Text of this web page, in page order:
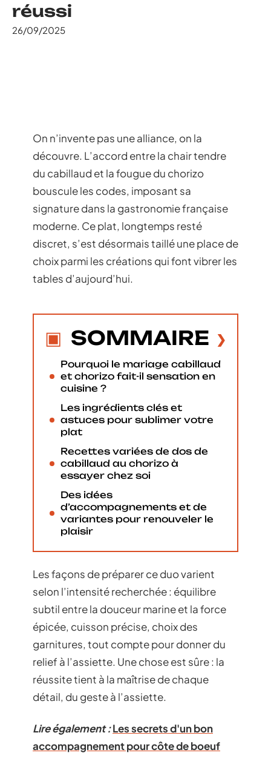
réussi
26/09/2025
On n’invente pas une alliance, on la
découvre. L’accord entre la chair tendre
du cabillaud et la fougue du chorizo
bouscule les codes, imposant sa
signature dans la gastronomie française
moderne. Ce plat, longtemps resté
discret, s’est désormais taillé une place de
choix parmi les créations qui font vibrer les
tables d’aujourd’hui.
SOMMAIRE
Pourquoi le mariage cabillaud
et chorizo fait-il sensation en
cuisine ?
Les ingrédients clés et
astuces pour sublimer votre
plat
Recettes variées de dos de
cabillaud au chorizo à
essayer chez soi
Des idées
d’accompagnements et de
variantes pour renouveler le
plaisir
Les façons de préparer ce duo varient
selon l’intensité recherchée : équilibre
subtil entre la douceur marine et la force
épicée, cuisson précise, choix des
garnitures, tout compte pour donner du
relief à l’assiette. Une chose est sûre : la
réussite tient à la maîtrise de chaque
détail, du geste à l’assiette.
Lire également :Les secrets d'un bon
accompagnement pour côte de boeuf